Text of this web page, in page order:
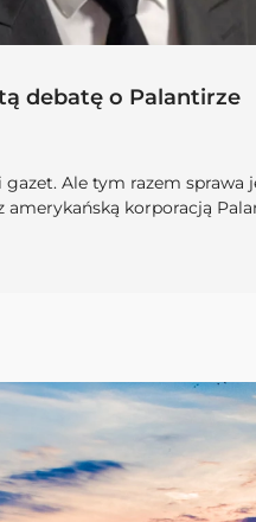
debatę o Palantirze
Ale tym razem sprawa
korporacją